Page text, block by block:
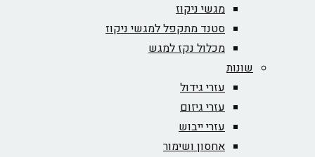
מגשי ניקוז
סטנד מתקפל למגשי ניקוז
מכלול נקז למגש
שונות
עזרי גידול
עזרי גיזום
עזרי ייבוש
אחסון ושימור